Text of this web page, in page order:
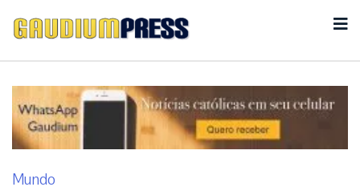
Mundo